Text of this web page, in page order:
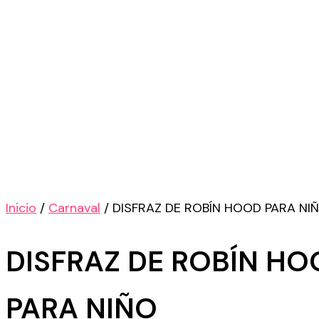
Inicio / Carnaval / DISFRAZ DE ROBÍN HOOD PARA
DISFRAZ DE ROBÍN
PARA NIÑO